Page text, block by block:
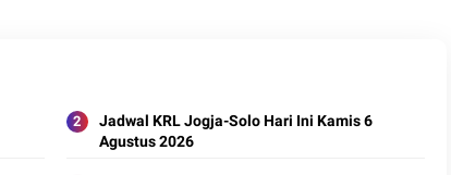
Jadwal KRL Jogja-Solo Hari Ini Kamis 6
Agustus 2026